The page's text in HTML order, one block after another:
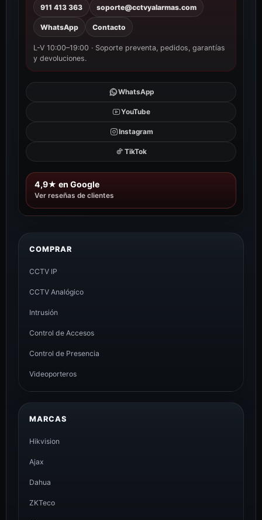
911 413 363 soporte@cctvyalarmas.com
WhatsApp Contacto
L-V 10:00–19:00 · Soporte preventa, pedidos, garantías
y devoluciones.
WhatsApp
YouTube
Instagram
TikTok
4,9★ en Google
Ver reseñas de clientes
COMPRAR
CCTV IP
CCTV Analógico
Intrusión
Control de Accesos
Control de Presencia
Videoporteros
MARCAS
Hikvision
Ajax
Dahua
ZKTeco